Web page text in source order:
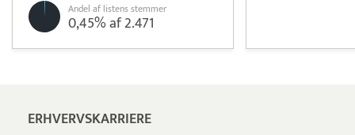
Andel af listens stemmer
0,45% af 2.471
ERHVERVSKARRIERE